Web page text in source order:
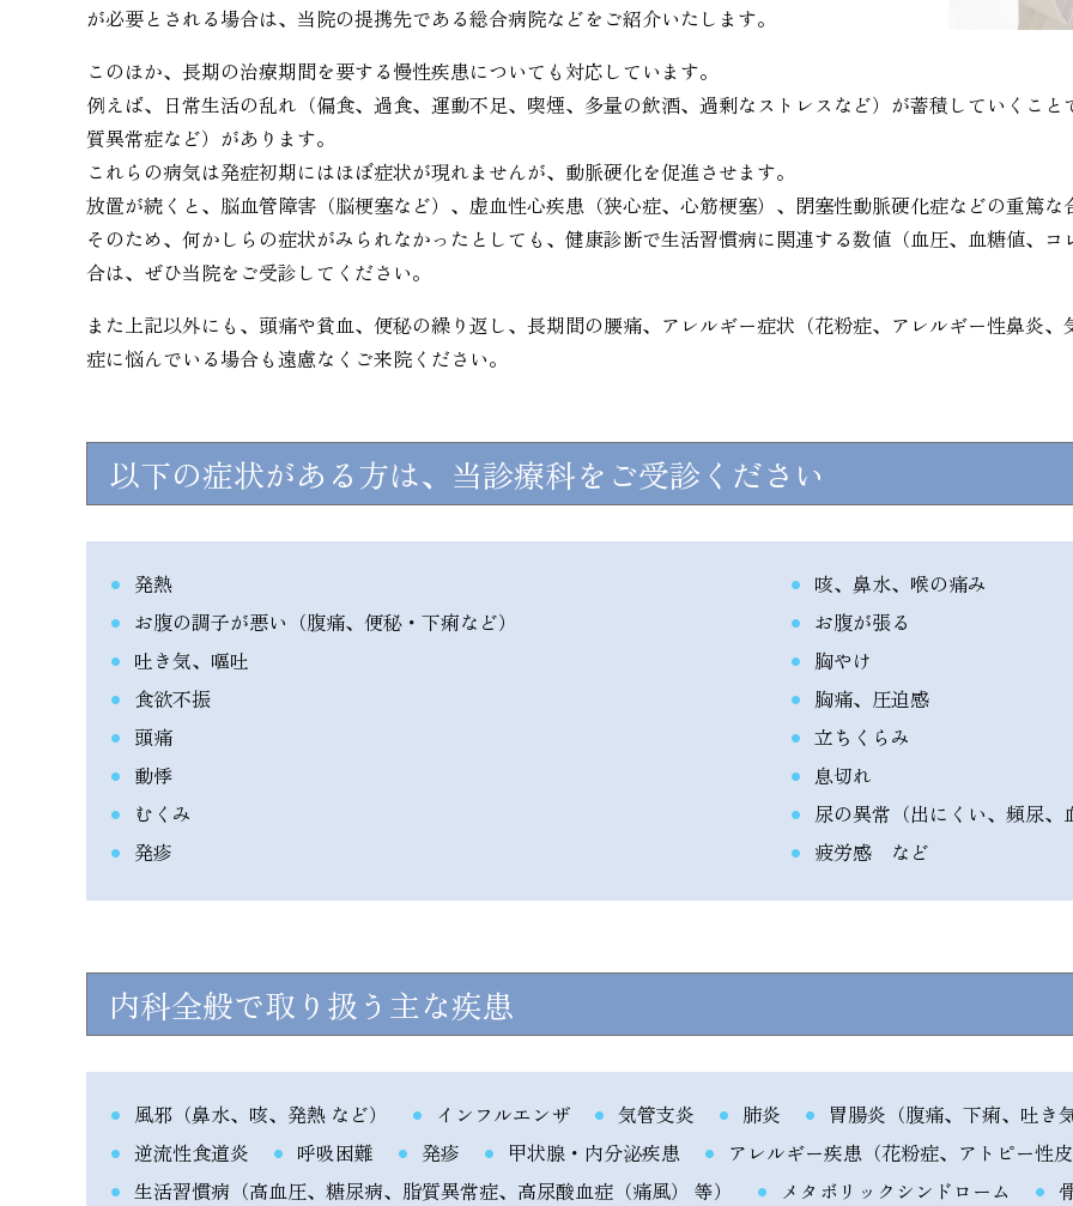
が必要とされる場合は、当院の提携先である総合病院などをご紹介いたします。
このほか、長期の治療期間を要する慢性疾患についても対応しています。
例えば、日常生活の乱れ（偏食、過食、運動不足、喫煙、多量の飲酒、過剰なストレスなど）が蓄積していくこ
質異常症など）があります。
これらの病気は発症初期にはほぼ症状が現れませんが、動脈硬化を促進させます。
放置が続くと、脳血管障害（脳梗塞など）、虚血性心疾患（狭心症、心筋梗塞）、閉塞性動脈硬化症などの重篤な
そのため、何かしらの症状がみられなかったとしても、健康診断で生活習慣病に関連する数値（血圧、血糖値、
合は、ぜひ当院をご受診してください。
また上記以外にも、頭痛や貧血、便秘の繰り返し、長期間の腰痛、アレルギー症状（花粉症、アレルギー性鼻炎
症に悩んでいる場合も遠慮なくご来院ください。
以下の症状がある方は、当診療科をご受診ください
発熱
咳、鼻水、喉の痛み
お腹の調子が悪い（腹痛、便秘・下痢など）
お腹が張る
吐き気、嘔吐
胸やけ
食欲不振
胸痛、圧迫感
頭痛
立ちくらみ
動悸
息切れ
むくみ
尿の異常（出にくい、頻尿、
発疹
疲労感 など
内科全般で取り扱う主な疾患
風邪（鼻水、咳、発熱 など） インフルエンザ 気管支炎 肺炎 胃腸炎（腹痛、下痢、吐き
逆流性食道炎
呼吸困難 発疹 甲状腺・内分泌疾患
アレルギー疾患（花粉症、アトピー性
生活習慣病（高血圧、糖尿病、脂質異常症、高尿酸血症（痛風） 等）
メタボリックシンドローム